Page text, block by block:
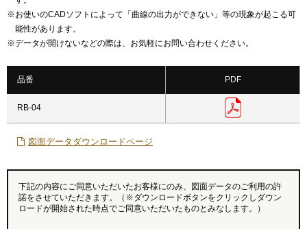
※お使いのCADソフトによって「曲線の出力ができない」等の現象が起こる可
能性があります。
※データが開けないなどの際は、お気軽にお問い合わせください。
品番 PDF
RB-04
図面データダウンロードページ
下記の内容にご同意いただいたお客様にのみ、図面データのご利用の許
諾をさせていただきます。（※ダウンロードボタンをクリックしダウン
ロードが開始された時点でご同意いただいたものとみなします。）